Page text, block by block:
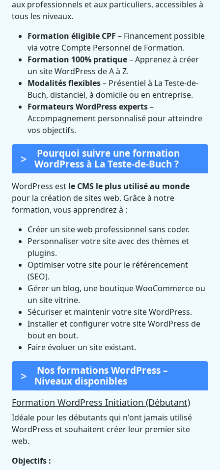
aux professionnels et aux particuliers, accessibles à
tous les niveaux.
Formation éligible CPF – Financement possible
via votre Compte Personnel de Formation.
Formation 100% pratique– Apprenez à créer
un site WordPress de A à Z.
Modalités flexibles– Présentiel à La Teste-de-
Buch, distanciel, à domicile ou en entreprise.
Formateurs WordPress experts–
Accompagnement personnalisé pour atteindre
vos objectifs.
Pourquoi suivre une formation
WordPress à La Teste-de-Buch ?
WordPress est le CMS le plus utilisé au monde
pour la création de sites web. Grâce à notre
formation, vous apprendrez à :
Créer un site web professionnel sans coder.
Personnaliser votre site avec des thèmes et
plugins.
Optimiser votre site pour le référencement
(SEO).
Gérer un blog, une boutique WooCommerce ou
un site vitrine.
Sécuriser et maintenir votre site WordPress.
Installer et configurer votre site WordPress de
bout en bout.
Faire évoluer un site existant.
Nos formations WordPress –
Niveaux disponibles
Formation WordPress Initiation (Débutant)
Idéale pour les débutants qui n'ont jamais utilisé
WordPress et souhaitent créer leur premier site
web.
Objectifs :